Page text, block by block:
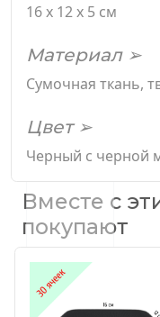
16 х 12 х 5 см
Материал ➢
Сумочная ткань,
Цвет ➢
Черный с черной
Вместе с
покупают